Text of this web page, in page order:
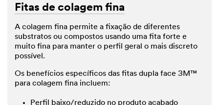
Fitas de colagem fina
A colagem fina permite a fixação de diferentes
substratos ou compostos usando uma fita forte e
muito fina para manter o perfil geral o mais discreto
possível.
Os benefícios específicos das fitas dupla face 3M™
para colagem fina incluem:
Perfil baixo/reduzido no produto acabado